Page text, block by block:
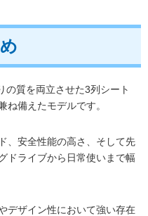
の質を両立させた3列シート
ね備えたモデルです。
、安全性能の高さ、そして先
ドライブから日常使いまで幅
デザイン性において強い存在